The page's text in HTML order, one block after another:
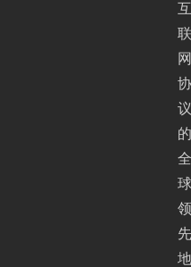
互
联
网
协
议
的
全
球
领
先
地